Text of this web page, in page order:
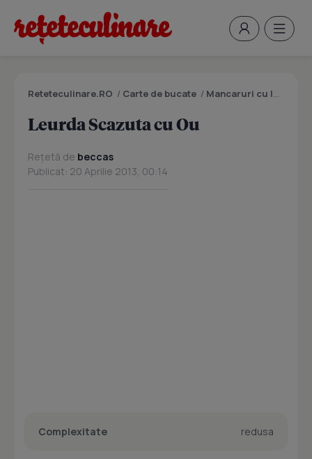
Reteteculinare.RO / Carte de bucate / Mancaruri cu legume si zarzavaturi
Leurda Scazuta cu Ou
Rețetă de beccas
Publicat: 20 Aprilie 2013, 00:14
Complexitate redusa